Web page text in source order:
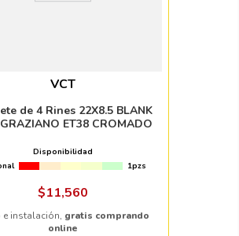
VCT
de 4 Rines 22X8.5 BLANK
ET38 CROMADO
Disponibilidad
1pzs
$11,560
e instalación, gratis comprando
online